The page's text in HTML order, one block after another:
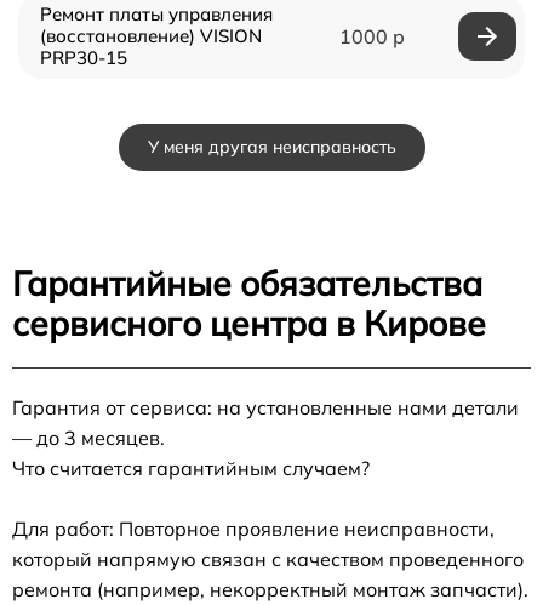
Ремонт платы управления
(восстановление) VISION
PRP30-15
1000 р
У меня другая неисправность
Гарантийные обязательства
сервисного центра в Кирове
Гарантия от сервиса: на установленные нами детали
— до 3 месяцев.
Что считается гарантийным случаем?
Для работ: Повторное проявление неисправности,
который напрямую связан с качеством проведенного
ремонта (например, некорректный монтаж запчасти).